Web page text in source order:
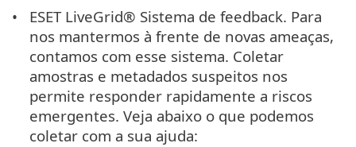
ESET LiveGrid® Sistema de feedback. Para
nos mantermos à frente de novas ameaças,
contamos com esse sistema. Coletar
amostras e metadados suspeitos nos
permite responder rapidamente a riscos
emergentes. Veja abaixo o que podemos
coletar com a sua ajuda: